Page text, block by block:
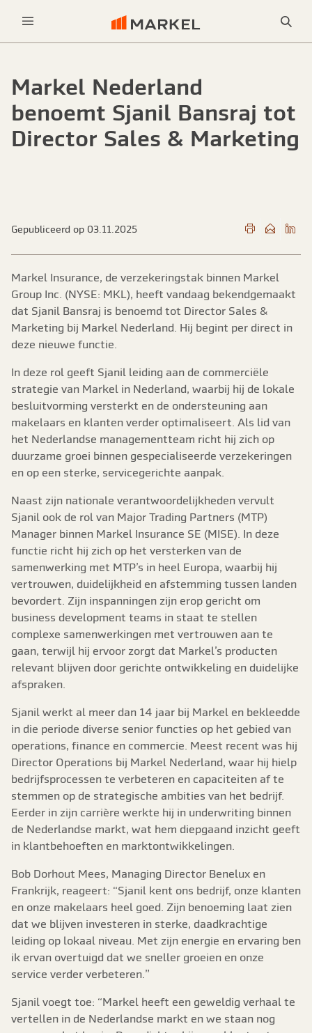
Markel Nederland
benoemt Sjanil Bansraj tot
Director Sales & Marketing
Gepubliceerd op 03.11.2025
Markel Insurance, de verzekeringstak binnen Markel
Group Inc. (NYSE: MKL), heeft vandaag bekendgemaakt
dat Sjanil Bansraj is benoemd tot Director Sales &
Marketing bij Markel Nederland. Hij begint per direct in
deze nieuwe functie.
In deze rol geeft Sjanil leiding aan de commerciële
strategie van Markel in Nederland, waarbij hij de lokale
besluitvorming versterkt en de ondersteuning aan
makelaars en klanten verder optimaliseert. Als lid van
het Nederlandse managementteam richt hij zich op
duurzame groei binnen gespecialiseerde verzekeringen
en op een sterke, servicegerichte aanpak.
Naast zijn nationale verantwoordelijkheden vervult
Sjanil ook de rol van Major Trading Partners (MTP)
Manager binnen Markel Insurance SE (MISE). In deze
functie richt hij zich op het versterken van de
samenwerking met MTP’s in heel Europa, waarbij hij
vertrouwen, duidelijkheid en afstemming tussen landen
bevordert. Zijn inspanningen zijn erop gericht om
business development teams in staat te stellen
complexe samenwerkingen met vertrouwen aan te
gaan, terwijl hij ervoor zorgt dat Markel’s producten
relevant blijven door gerichte ontwikkeling en duidelijke
afspraken.
Sjanil werkt al meer dan 14 jaar bij Markel en bekleedde
in die periode diverse senior functies op het gebied van
operations, finance en commercie. Meest recent was hij
Director Operations bij Markel Nederland, waar hij hielp
bedrijfsprocessen te verbeteren en capaciteiten af te
stemmen op de strategische ambities van het bedrijf.
Eerder in zijn carrière werkte hij in underwriting binnen
de Nederlandse markt, wat hem diepgaand inzicht geeft
in klantbehoeften en marktontwikkelingen.
Bob Dorhout Mees, Managing Director Benelux en
Frankrijk, reageert: “Sjanil kent ons bedrijf, onze klanten
en onze makelaars heel goed. Zijn benoeming laat zien
dat we blijven investeren in sterke, daadkrachtige
leiding op lokaal niveau. Met zijn energie en ervaring ben
ik ervan overtuigd dat we sneller groeien en onze
service verder verbeteren.”
Sjanil voegt toe: “Markel heeft een geweldig verhaal te
vertellen in de Nederlandse markt en we staan nog